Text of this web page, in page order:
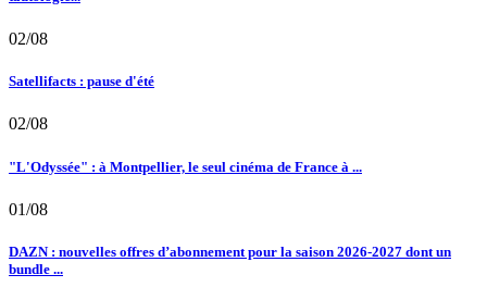
02/08
Satellifacts : pause d'été
02/08
"L'Odyssée" : à Montpellier, le seul cinéma de France à ...
01/08
DAZN : nouvelles offres d’abonnement pour la saison 2026-2027 dont un
bundle ...